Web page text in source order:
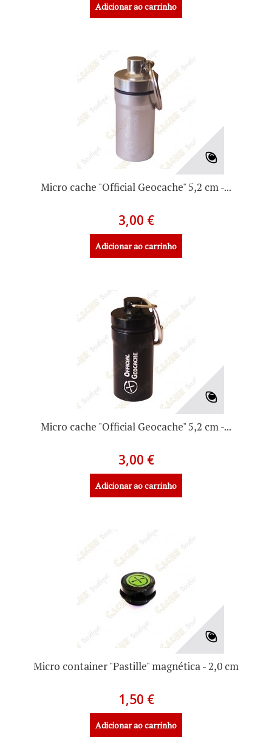
Adicionar ao carrinho
Micro cache "Official Geocache" 5,2 cm -...
3,00 €
Adicionar ao carrinho
Micro cache "Official Geocache" 5,2 cm -...
3,00 €
Adicionar ao carrinho
Micro container "Pastille" magnética - 2,0 cm
1,50 €
Adicionar ao carrinho